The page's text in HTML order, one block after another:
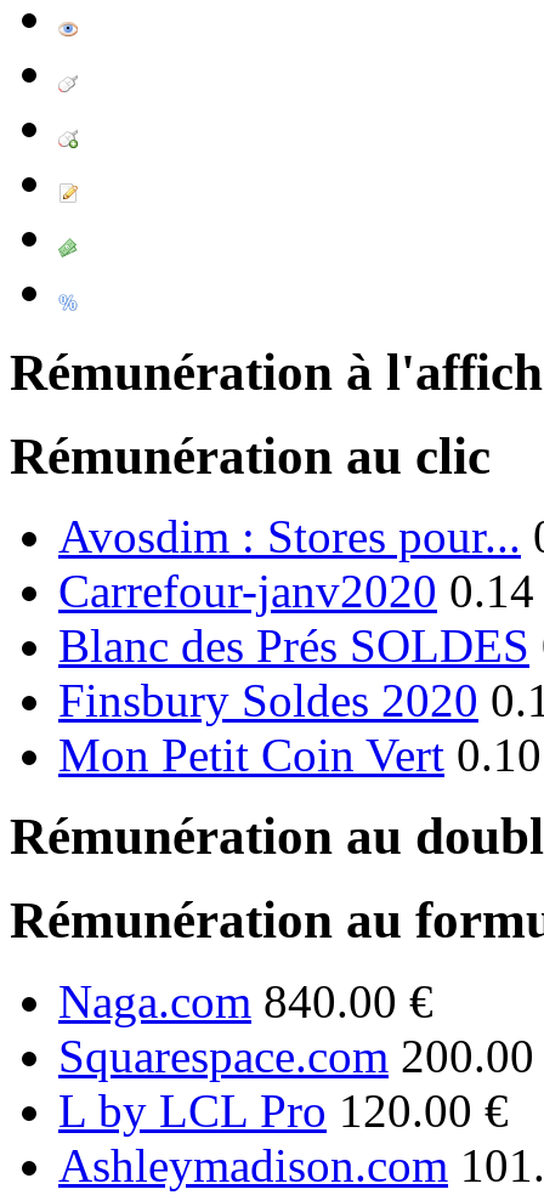
Rémunération à
Rémunération au clic
Avosdim : Stores pour...
Carrefour-janv2020
Blanc des Prés SOLDES
Finsbury Soldes 2020
Mon Petit Coin Vert
Rémunération au
Rémunération au
Naga.com 840.00 €
Squarespace.com
L by LCL Pro 120.00 €
Ashleymadison.com